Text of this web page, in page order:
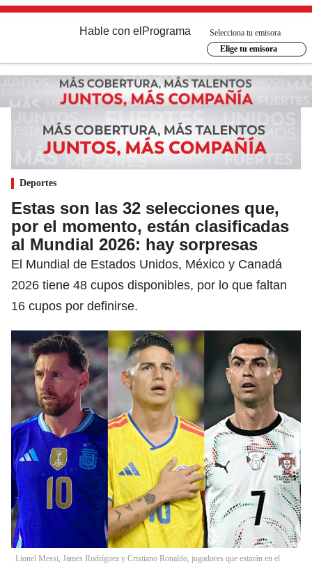
Hable con el Programa
Selecciona tu emisora
Elige tu emisora
Deportes
Estas son las 32 selecciones que,
por el momento, están clasificadas
al Mundial 2026: hay sorpresas
El Mundial de Estados Unidos, México y Canadá
2026 tiene 48 cupos disponibles, por lo que faltan
16 cupos por definirse.
Lionel Messi, James Rodríguez y Cristiano Ronaldo, jugadores que estarán en el